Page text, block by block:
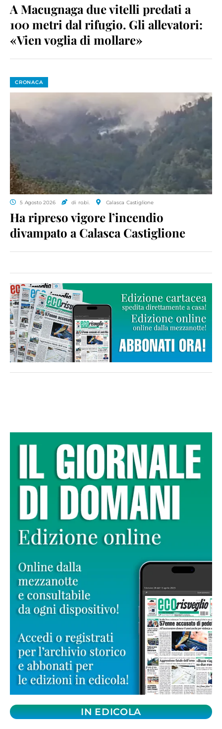
A Macugnaga due vitelli predati a
100 metri dal rifugio. Gli allevatori:
«Vien voglia di mollare»
CRONACA
5 Agosto 2026 di ro.bi. Calasca Castiglione
Ha ripreso vigore l’incendio
divampato a Calasca Castiglione
IN EDICOLA